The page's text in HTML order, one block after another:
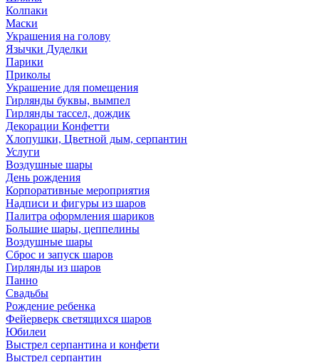
Колпаки
Маски
Украшения на голову
Язычки Дуделки
Парики
Приколы
Украшение для помещения
Гирлянды буквы, вымпел
Гирлянды тассел, дождик
Декорации Конфетти
Хлопушки, Цветной дым, серпантин
Услуги
Воздушные шары
День рождения
Корпоративные мероприятия
Надписи и фигуры из шаров
Палитра оформления шариков
Большие шары, цеппелины
Воздушные шары
Сброс и запуск шаров
Гирлянды из шаров
Панно
Свадьбы
Рождение ребенка
Фейерверк светящихся шаров
Юбилеи
Выстрел серпантина и конфети
Выстрел серпантин